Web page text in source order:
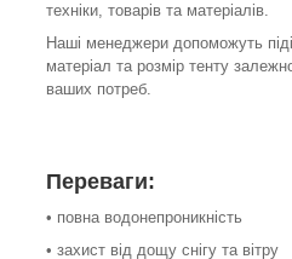
техніки, товарів та матеріалів.
Наші менеджери допоможуть
матеріал та розмір тенту
ваших потреб.
Переваги:
• повна водонепроникність
• захист від дощу снігу та вітру